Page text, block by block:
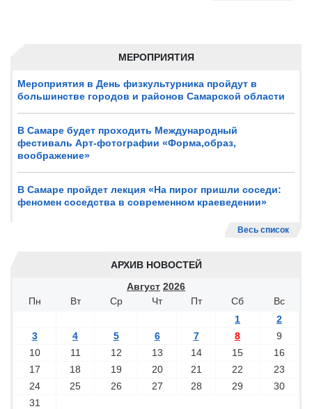
МЕРОПРИЯТИЯ
Мероприятия в День физкультурника пройдут в
большинстве городов и районов Самарской области
В Самаре будет проходить Международный
фестиваль Арт-фотографии «Форма,образ,
воображение»
В Самаре пройдет лекция «На пирог пришли соседи:
феномен соседства в современном краеведении»
Весь список
АРХИВ НОВОСТЕЙ
Август 2026
Пн
Вт Ср Чт Пт Сб
Вс
1
2
3
4 5 6 7 8
9
10
11 12 13 14 15
16
17
18 19 20 21 22
23
24
25 26 27 28 29
30
31